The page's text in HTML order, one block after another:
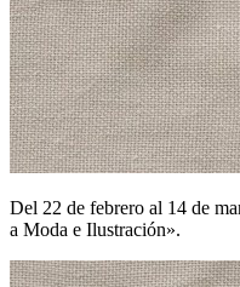
Del 22 de febrero al 14 de
a Moda e Ilustración».